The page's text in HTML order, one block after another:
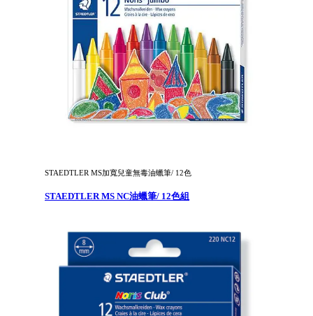
STAEDTLER MS加寬兒童無毒油蠟筆/ 12色
STAEDTLER MS NC油蠟筆/ 12色組